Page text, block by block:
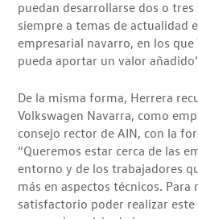
puedan desarrollarse dos o
siempre a temas de actualidad
empresarial navarro, en los que
pueda aportar un valor
De la misma forma, Herrera
Volkswagen Navarra, como
consejo rector de AIN, con la
“Queremos estar cerca de las
entorno y de los trabajadores
más en aspectos técnicos.
satisfactorio poder realizar